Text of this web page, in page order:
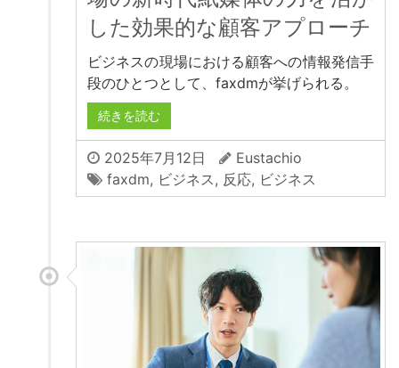
した効果的な顧客アプローチ
ビジネスの現場における顧客への情報発信手
段のひとつとして、faxdmが挙げられる。
続きを読む
2025年7月12日
Eustachio
faxdm, ビジネス , 反応, ビジネス